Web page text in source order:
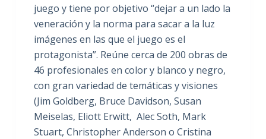
juego y tiene por objetivo “dejar a un lado la
veneración y la norma para sacar a la luz
imágenes en las que el juego es el
protagonista”. Reúne cerca de 200 obras de
46 profesionales en color y blanco y negro,
con gran variedad de temáticas y visiones
(Jim Goldberg, Bruce Davidson, Susan
Meiselas, Eliott Erwitt, Alec Soth, Mark
Stuart, Christopher Anderson o Cristina